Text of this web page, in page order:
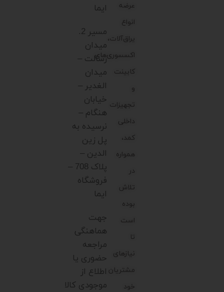
عرضه
انواع
یراق‌آلات،
اکسسوری‌های
کابینت
و
تجهیزات
داخلی
کمد،
همواره
در
تلاش
بوده
است
تا
نیازهای
مشتریان
خود
ایما
مسیر 2.
میدان
رسالت –
میدان
الغدیر –
خیابان
هنگام –
نرسیده به
پل زین
الدین –
پلاک 708 –
فروشگاه
ایما
جهت
هماهنگی
مراجعه
حضوری یا
اطلاع از
موجودی کالا